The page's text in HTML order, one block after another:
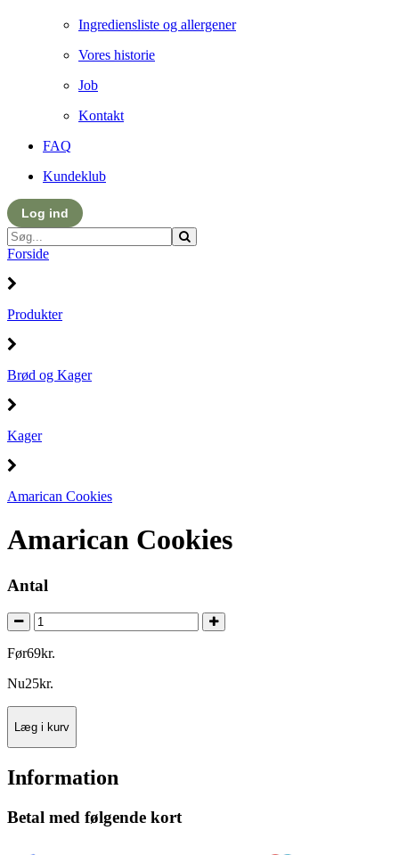
Ingrediensliste og allergener
Vores historie
Job
Kontakt
FAQ
Kundeklub
Log ind
Forside
Produkter
Brød og Kager
Kager
Amarican Cookies
Amarican Cookies
Antal
Før69kr.
Nu25kr.
Læg i kurv
Information
Betal med følgende kort